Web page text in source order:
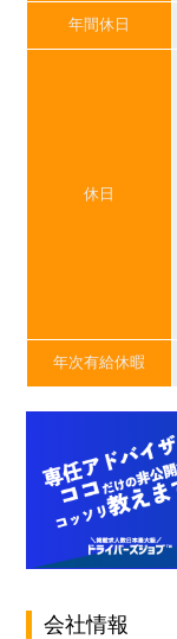
年間休日
休日
年次有給休暇
会社情報